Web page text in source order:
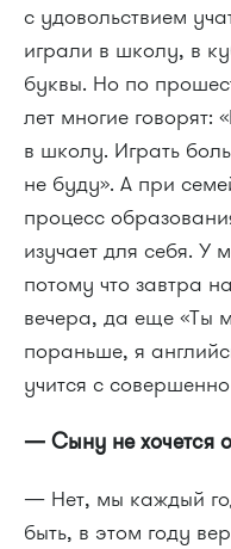
с удовольствием
играли в школу, в
буквы. Но по
лет многие говорят:
в школу. Играть
не буду». А при
процесс
изучает для себя. У
потому что завтра
вечера, да еще «Ты
пораньше, я
учится с
— Сыну не хочется
— Нет, мы каждый
быть, в этом году